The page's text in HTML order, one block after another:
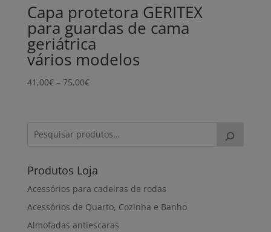
Capa protetora GERITEX
para guardas de cama
geriátrica
vários modelos
41,00€ – 75,00€Price
75,00€
Produtos Loja
Acessórios para cadeiras de rodas
Acessórios de Quarto, Cozinha e Banho
Almofadas antiescaras